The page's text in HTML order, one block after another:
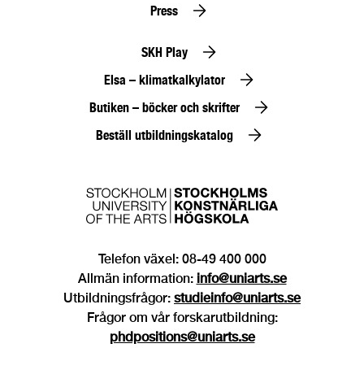
Press
SKH Play
Elsa – klimatkalkylator
Butiken – böcker och skrifter
Beställ utbildningskatalog
Telefon växel: 08-49 400 000
Allmän information: info@uniarts.se
Utbildningsfrågor: studieinfo@uniarts.se
Frågor om vår forskarutbildning:
phdpositions@uniarts.se